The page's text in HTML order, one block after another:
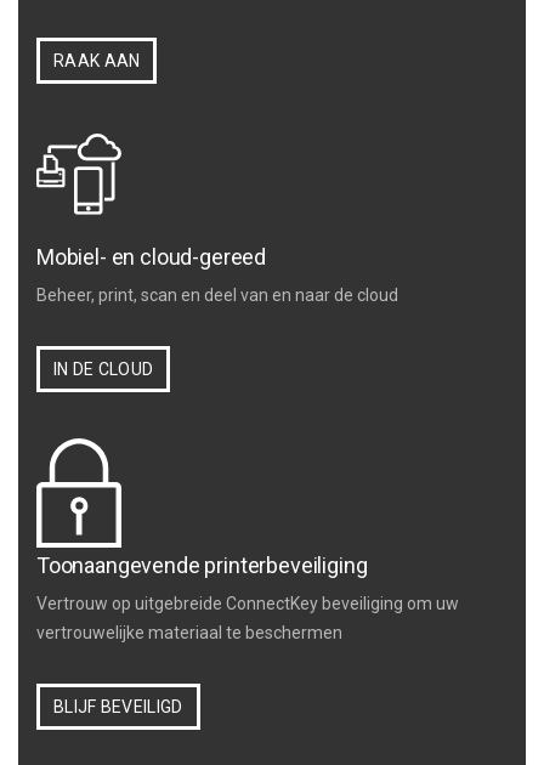
RAAK AAN
Mobiel- en cloud-gereed
Beheer, print, scan en deel van en naar de cloud
IN DE CLOUD
Toonaangevende printerbeveiliging
Vertrouw op uitgebreide ConnectKey beveiliging om uw
vertrouwelijke materiaal te beschermen
BLIJF BEVEILIGD